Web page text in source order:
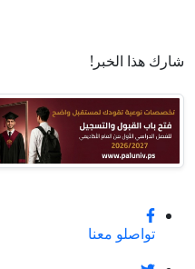
شارك هذا الخبر!
تواصلو معنا